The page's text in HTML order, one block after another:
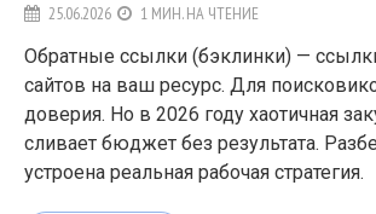
25.06.2026 1 МИН. НА ЧТЕНИЕ
Обратные ссылки (бэклинки) —
сайтов на ваш ресурс. Для
доверия. Но в 2026 году хаотичная
сливает бюджет без результата.
устроена реальная рабочая стратегия.